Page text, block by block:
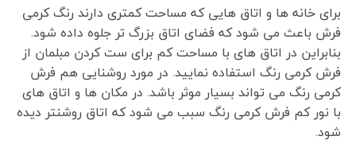
برای خانه ها و اتاق هایی که مساحت کمتری دارند رنگ کرمی
فرش باعث می شود که فضای اتاق بزرگ تر جلوه داده شود.
بنابراین در اتاق های با مساحت کم برای ست کردن مبلمان از
فرش کرمی رنگ استفاده نمایید. در مورد روشنایی هم فرش
کرمی رنگ می تواند بسیار موثر باشد. در مکان ها و اتاق های
با نور کم فرش کرمی رنگ سبب می شود که اتاق روشنتر دیده
شود.